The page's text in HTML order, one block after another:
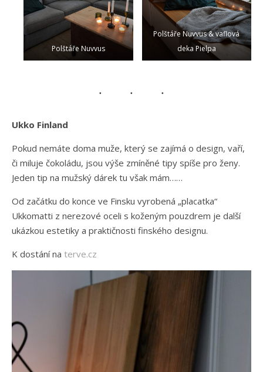
Polštáře Nuvvus
Polštáře Nuvvus & vaflová
deka Pielpa
Ukko Finland
Pokud nemáte doma muže, který se zajímá o design, vaří,
či miluje čokoládu, jsou výše zmíněné tipy spíše pro ženy.
Jeden tip na mužský dárek tu však mám……
Od začátku do konce ve Finsku vyrobená „placatka“
Ukkomatti z nerezové oceli s koženým pouzdrem je další
ukázkou estetiky a praktičnosti finského designu.
K dostání na terve.cz